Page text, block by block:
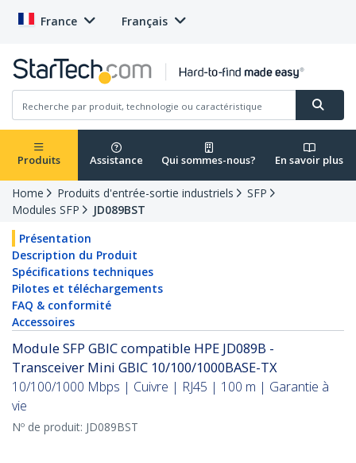
France Français
Produits Assistance Qui sommes-nous? En savoir plus
Home Produits d'entrée-sortie industriels
SFP
Modules SFP
JD089BST
Présentation
Description du Produit
Spécifications techniques
Pilotes et téléchargements
FAQ & conformité
Accessoires
Module SFP GBIC compatible HPE JD089B -
Transceiver Mini GBIC 10/100/1000BASE-TX
10/100/1000 Mbps | Cuivre | RJ45 | 100 m | Garantie à
vie
Nº de produit: JD089BST